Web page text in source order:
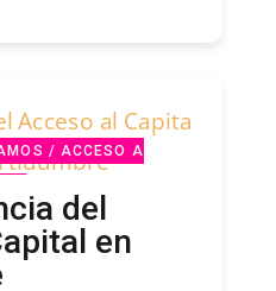
/ ACCESO A
del
en